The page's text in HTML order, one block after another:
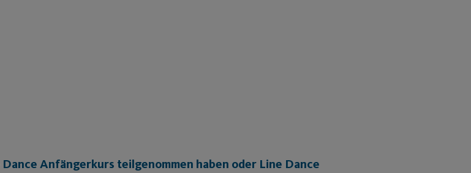
Anfängerkurs teilgenommen haben oder Line Dance